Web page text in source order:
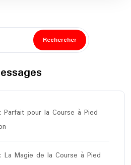
Rechercher
Parfait pour la Course à Pied
La Magie de la Course à Pied